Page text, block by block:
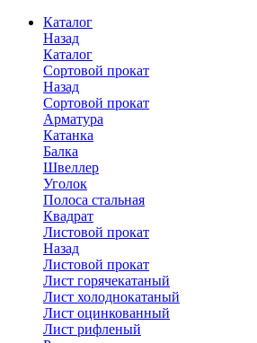
Каталог
Назад
Каталог
Сортовой прокат
Назад
Сортовой прокат
Арматура
Катанка
Балка
Швеллер
Уголок
Полоса стальная
Квадрат
Листовой прокат
Назад
Листовой прокат
Лист горячекатаный
Лист холоднокатаный
Лист оцинкованный
Лист рифленый